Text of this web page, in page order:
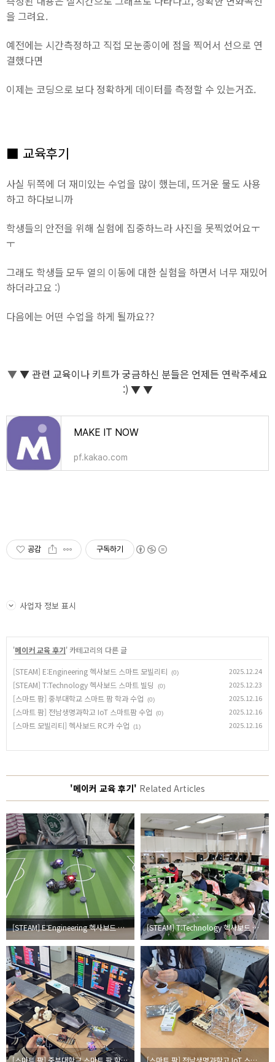
을 그려요.
예전에는 시간측정하고 직접 모눈종이에 점을 찍어서 선으로 연
결했다면
이제는 코딩으로 보다 정확하게 데이터를 측정할 수 있는거죠.
■ 교육후기
사실 뒤쪽에 더 재미있는 수업을 많이 했는데, 뜨거운 물도 사용
하고 하다보니까
학생들의 안전을 위해 실험에 집중하느라 사진을 못찍었어요ㅜ
ㅜ
그래도 학생들 모두 열의 이동에 대한 실험을 하면서 너무 재밌어
하더라고요 :)
다음에는 어떤 수업을 하게 될까요??
▼▼관련 교육이나 키트가 궁금하신 분들은 언제든 연락주세요
:) ▼▼
MAKE IT NOW
pf.kakao.com
공감 구독하기
사업자 정보 표시
'메이커 교육 후기' 카테고리의 다른 글
[STEAM] E:Engineering 헥사보드 스마트 모빌리티 (0) 2025.12.24
[STEAM] T:Technology 헥사보드 스마트 빌딩 (0) 2025.12.23
[스마트 팜] 중부대학교 스마트 팜 학과 수업 (0) 2025.12.16
[스마트 팜] 전남생명과학고 IoT 스마트팜 수업 (0) 2025.12.16
[스마트 모빌리티] 헥사보드 RC카 수업 (1) 2025.12.16
'메이커 교육 후기' Related Articles
[STEAM] E:Engineering 헥사보드 스마트 모빌리티 [STEAM] T:Technology 헥사보드 스마트 빌딩
[스마트 팜] 중부대학교 스마트 팜 학과 수업 [스마트 팜] 전남생명과학고 IoT 스마트팜 수업